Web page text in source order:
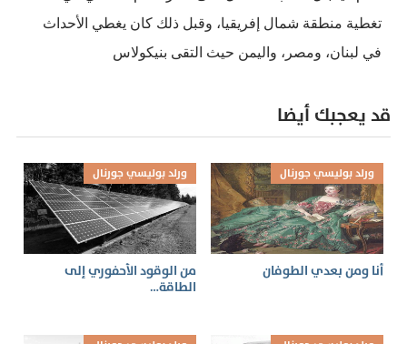
تغطية منطقة شمال إفريقيا، وقبل ذلك كان يغطي الأحداث
في لبنان، ومصر، واليمن حيث التقى بنيكولاس
قد يعجبك أيضا
ورلد بوليسي جورنال
أنا ومن بعدي الطوفان
ورلد بوليسي جورنال
من الوقود الأحفوري إلى
الطاقة…